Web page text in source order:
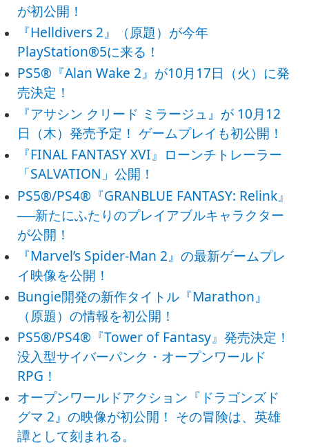
が初公開！
『Helldivers 2』（原題）が今年
PlayStation®5に来る！
PS5®『Alan Wake 2』が10月17日（火）に発
売決定！
『アサシン クリード ミラージュ』が 10月12
日（木）発売予定！ ゲームプレイも初公開！
『FINAL FANTASY XVI』ローンチトレーラー
「SALVATION」公開！
PS5®/PS4®『GRANBLUE FANTASY: Relink』
──新たにふたりのプレイアブルキャラクター
が公開！
『Marvel’s Spider-Man 2』の最新ゲームプレ
イ映像を公開！
Bungie開発の新作タイトル『Marathon』
（原題）の情報を初公開！
PS5®/PS4®『Tower of Fantasy』発売決定！
没入型サイバーパンク・オープンワールド
RPG！
オープンワールドアクション『ドラゴンズド
グマ 2』の映像が初公開！ その冒険は、英雄
譚として刻まれる。